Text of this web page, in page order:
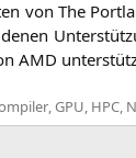
von The
AMD
GPU HPC